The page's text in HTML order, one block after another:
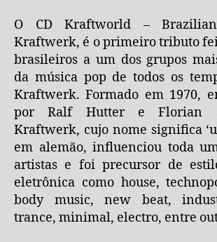
O CD Kraftworld –
Kraftwerk, é o primeiro tributo
brasileiros a um dos grupos
da música pop de todos os
Kraftwerk. Formado em 1970,
por Ralf Hutter e Florian
Kraftwerk, cujo nome significa
em alemão, influenciou toda
artistas e foi precursor de
eletrônica como house,
body music, new beat,
trance, minimal, electro, entre